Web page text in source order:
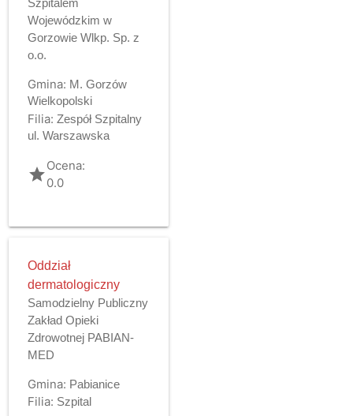
Wojewódzkim w
Gorzowie Wlkp. Sp. z
o.o.
Gmina: M. Gorzów
Wielkopolski
Filia: Zespół Szpitalny
ul. Warszawska
gradeOcena:
0.0
Oddział
dermatologiczny
Samodzielny Publiczny
Zakład Opieki
Zdrowotnej PABIAN-
MED
Gmina: Pabianice
Filia: Szpital